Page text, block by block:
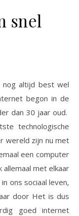
snel
altijd best wel
begon in de
dan 30 jaar oud.
technologische
wereld zijn nu met
een computer
allemaal met elkaar
ons sociaal leven,
door Het is dus
goed internet